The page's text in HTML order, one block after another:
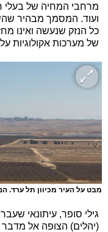
מרחבי המחיה של בעלי
ועוד. המסמך מבהיר
כל הנזק שנעשה ואינו
של מערכות אקולוגיות
מבט על העיר מכיוון תל ערד.
גילי סופר, עיתונאי
(יהלים) הצופה אל